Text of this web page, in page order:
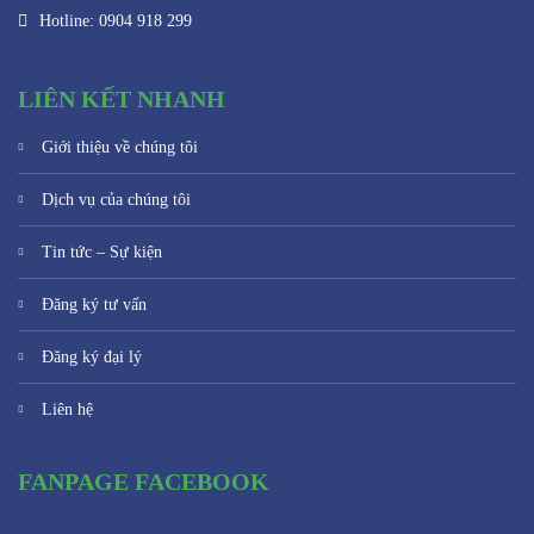
Hotline: 0904 918 299
LIÊN KẾT NHANH
Giới thiệu về chúng tôi
Dịch vụ của chúng tôi
Tin tức – Sự kiện
Đăng ký tư vấn
Đăng ký đại lý
Liên hệ
FANPAGE FACEBOOK